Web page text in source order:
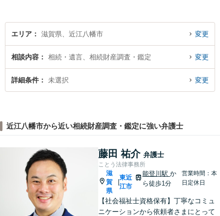
エリア 滋賀県、近江八幡市 変更
相談内容 相続・遺言、相続財産調査・鑑定 変更
詳細条件 未選択 変更
近江八幡市から近い相続財産調査・鑑定に強い弁護士
藤田 祐介 弁護士
ことう法律事務所
滋
賀
県
東近
江市
能登川駅か
ら徒歩1分
営業時間：本
日定休日
【社会福祉士資格保有】丁寧なコミュ
ニケーションから依頼者さまにとって